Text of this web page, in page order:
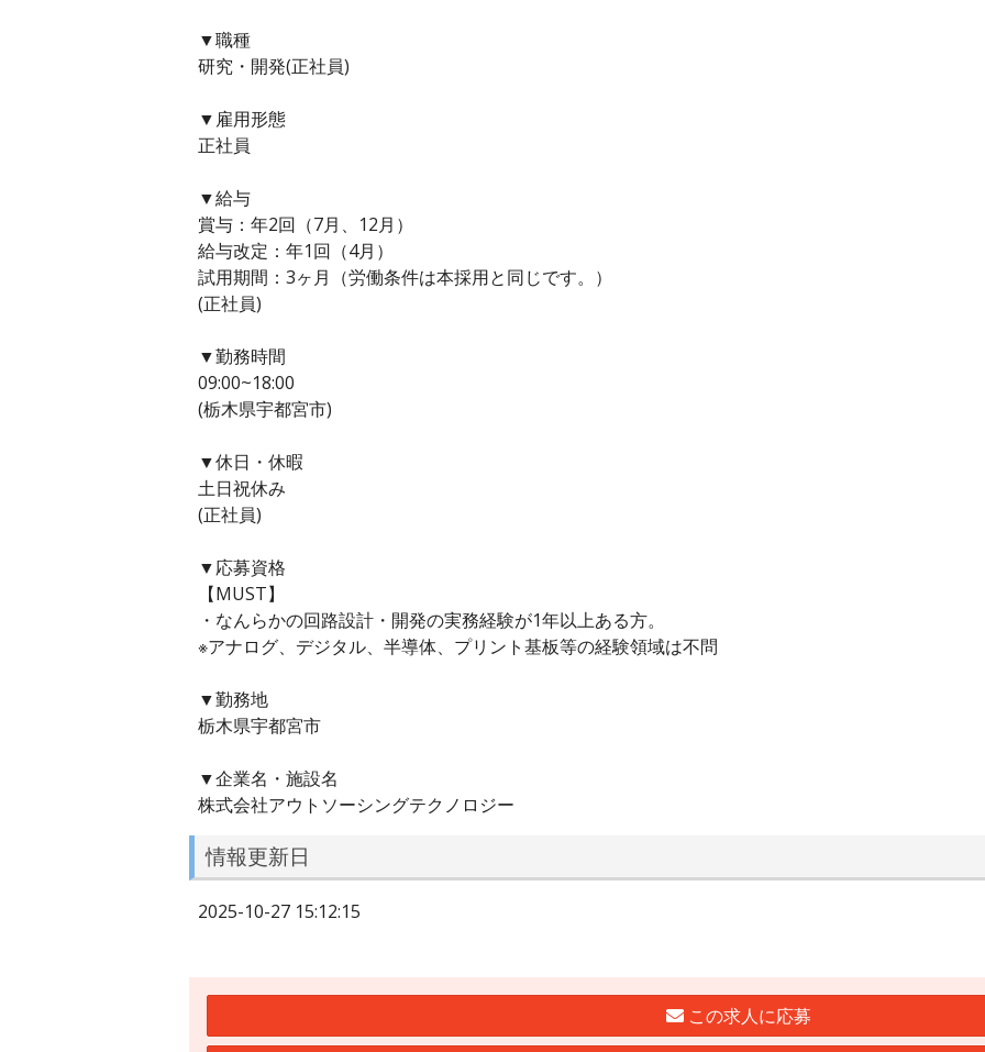
▼職種
研究・開発(正社員)
▼雇用形態
正社員
▼給与
賞与：年2回（7月、12月）
給与改定：年1回（4月）
試用期間：3ヶ月（労働条件は本採用と同じです。）
(正社員)
▼勤務時間
09:00~18:00
(栃木県宇都宮市)
▼休日・休暇
土日祝休み
(正社員)
▼応募資格
【MUST】
・なんらかの回路設計・開発の実務経験が1年以上ある方。
※アナログ、デジタル、半導体、プリント基板等の経験領域は不問
▼勤務地
栃木県宇都宮市
▼企業名・施設名
株式会社アウトソーシングテクノロジー
情報更新日
2025-10-27 15:12:15
この求人に応募